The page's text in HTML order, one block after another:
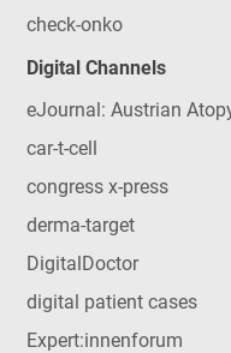
check-onko
Digital Channels
eJournal: Austrian
car-t-cell
congress x-press
derma-target
DigitalDoctor
digital patient cases
Expert:innenforum